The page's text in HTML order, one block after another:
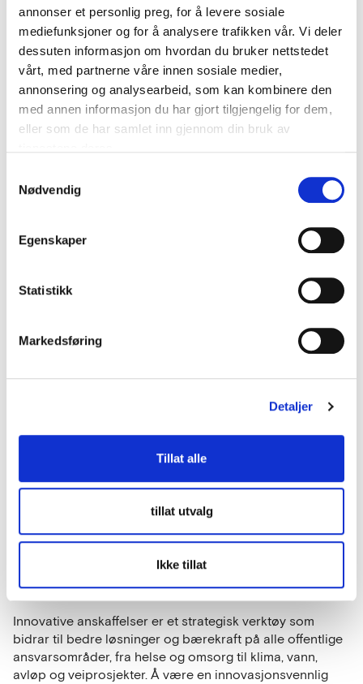
annonser et personlig preg, for å levere sosiale
mediefunksjoner og for å analysere trafikken vår. Vi deler
dessuten informasjon om hvordan du bruker nettstedet
vårt, med partnerne våre innen sosiale medier,
annonsering og analysearbeid, som kan kombinere den
med annen informasjon du har gjort tilgjengelig for dem,
eller som de har samlet inn gjennom din bruk av
Nødvendig
Egenskaper
Statistikk
Markedsføring
Detaljer
Tillat alle
tillat utvalg
Ikke tillat
Innovative anskaffelser er et strategisk verktøy som
bidrar til bedre løsninger og bærekraft på alle offentlige
ansvarsområder, fra helse og omsorg til klima, vann,
avløp og veiprosjekter. Å være en innovasjonsvennlig